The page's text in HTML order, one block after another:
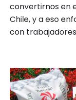
convertirnos en
Chile, y a eso
con